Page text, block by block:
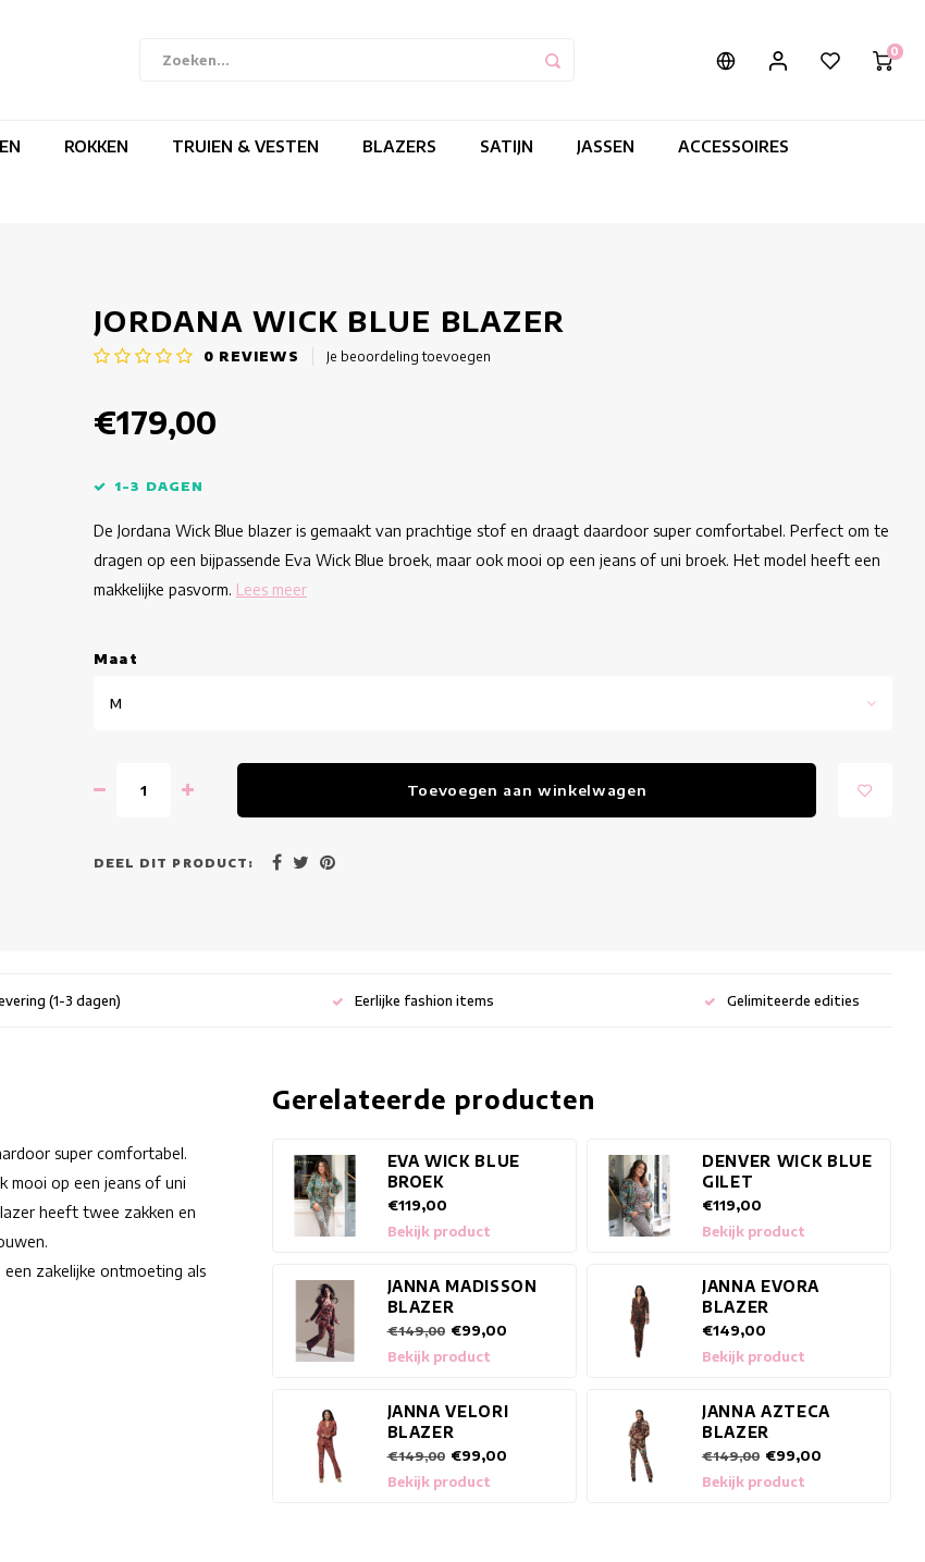
0
ROKKEN TRUIEN & VESTEN BLAZERS SATIJN JASSEN ACCESSOIRES
JORDANA WICK BLUE BLAZER
0 REVIEWS Je beoordeling toevoegen
€179,00
1-3 DAGEN
De Jordana Wick Blue blazer is gemaakt van prachtige stof en draagt daardoor super comfortabel. Perfect om te
dragen op een bijpassende Eva Wick Blue broek, maar ook mooi op een jeans of uni broek. Het model heeft een
makkelijke pasvorm. Lees meer
Maat
M
Toevoegen aan winkelwagen
DEEL DIT PRODUCT:
(1-3 dagen) Eerlijke fashion items Gelimiteerde edities
super comfortabel.
mooi op een jeans of uni
heeft twee zakken en
zakelijke ontmoeting als
Gerelateerde producten
EVA WICK BLUE
BROEK
€119,00
Bekijk product
DENVER WICK BLUE
GILET
€119,00
Bekijk product
JANNA MADISSON
BLAZER
€149,00 €99,00
Bekijk product
JANNA EVORA
BLAZER
€149,00
Bekijk product
JANNA VELORI
BLAZER
€149,00 €99,00
Bekijk product
JANNA AZTECA
BLAZER
€149,00 €99,00
Bekijk product